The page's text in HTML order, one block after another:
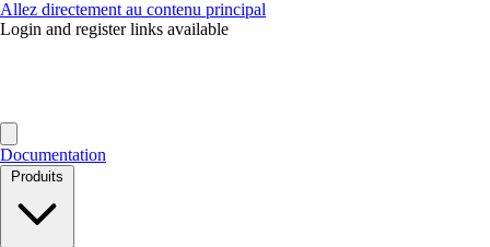
Allez directement au contenu principal
Login and register links available
Documentation
Produits